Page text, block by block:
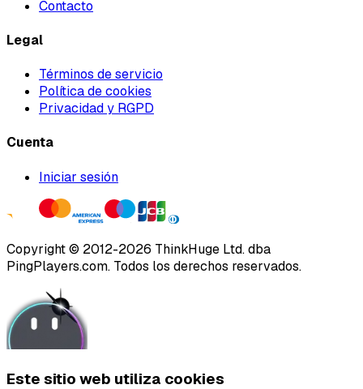
Contacto
Legal
Términos de servicio
Política de cookies
Privacidad y RGPD
Cuenta
Iniciar sesión
Copyright © 2012-2026 ThinkHuge Ltd.dba
PingPlayers.com. Todos los derechos reservados.
Este sitio web utiliza cookies